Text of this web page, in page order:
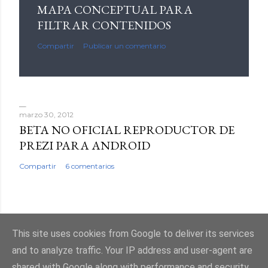
MAPA CONCEPTUAL PARA
FILTRAR CONTENIDOS
Compartir Publicar un comentario
marzo 30, 2012
BETA NO OFICIAL REPRODUCTOR DE
PREZI PARA ANDROID
Compartir 6 comentarios
Con la tecnología de Blogger
This site uses cookies from Google to deliver its services
and to analyze traffic. Your IP address and user-agent are